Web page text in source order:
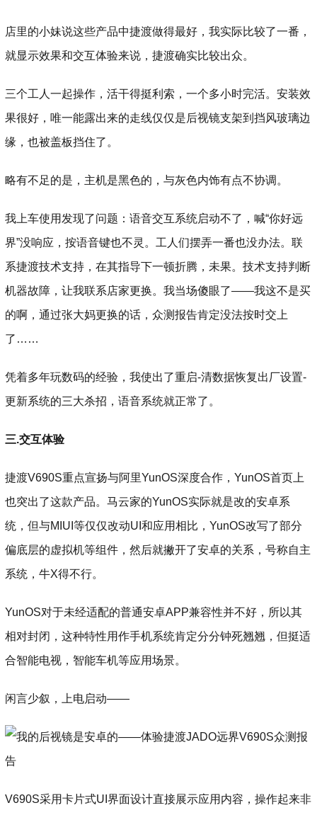
店里的小妹说这些产品中捷渡做得最好，我实际比较了一番，
就显示效果和交互体验来说，捷渡确实比较出众。
三个工人一起操作，活干得挺利索，一个多小时完活。安装效
果很好，唯一能露出来的走线仅仅是后视镜支架到挡风玻璃边
缘，也被盖板挡住了。
略有不足的是，主机是黑色的，与灰色内饰有点不协调。
我上车使用发现了问题：语音交互系统启动不了，喊“你好远
界”没响应，按语音键也不灵。工人们摆弄一番也没办法。联
系捷渡技术支持，在其指导下一顿折腾，未果。技术支持判断
机器故障，让我联系店家更换。我当场傻眼了——我这不是买
的啊，通过张大妈更换的话，众测报告肯定没法按时交上
了……
凭着多年玩数码的经验，我使出了重启-清数据恢复出厂设置-
更新系统的三大杀招，语音系统就正常了。
三.交互体验
捷渡V690S重点宣扬与阿里YunOS深度合作，YunOS首页上
也突出了这款产品。马云家的YunOS实际就是改的安卓系
统，但与MIUI等仅仅改动UI和应用相比，YunOS改写了部分
偏底层的虚拟机等组件，然后就撇开了安卓的关系，号称自主
系统，牛X得不行。
YunOS对于未经适配的普通安卓APP兼容性并不好，所以其
相对封闭，这种特性用作手机系统肯定分分钟死翘翘，但挺适
合智能电视，智能车机等应用场景。
闲言少叙，上电启动——
V690S采用卡片式UI界面设计直接展示应用内容，操作起来非